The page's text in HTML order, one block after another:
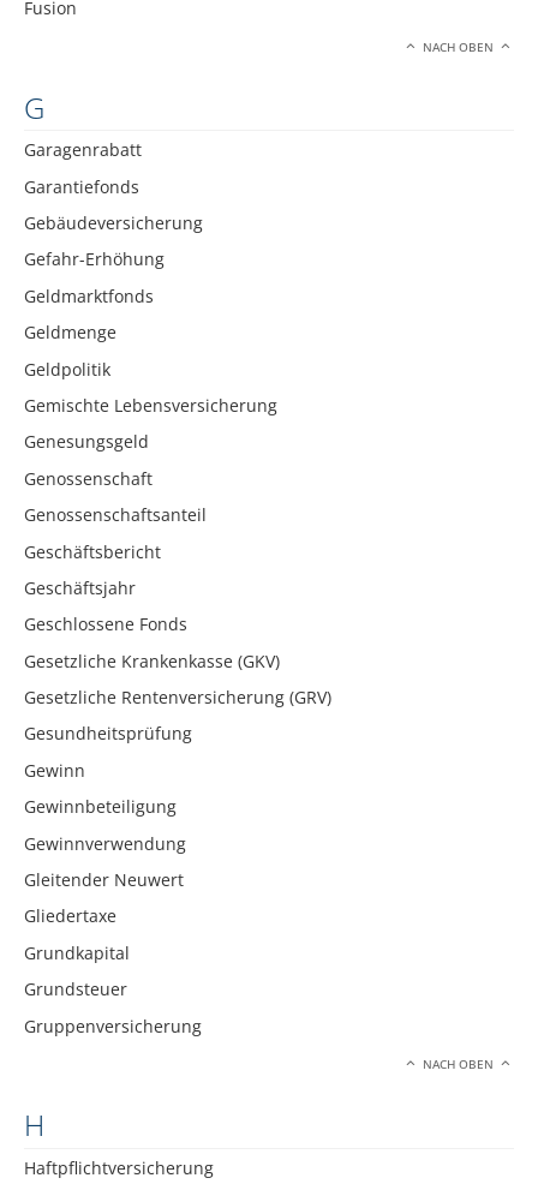
Fusion
NACH OBEN
G
Garagenrabatt
Garantiefonds
Gebäudeversicherung
Gefahr-Erhöhung
Geldmarktfonds
Geldmenge
Geldpolitik
Gemischte Lebensversicherung
Genesungsgeld
Genossenschaft
Genossenschaftsanteil
Geschäftsbericht
Geschäftsjahr
Geschlossene Fonds
Gesetzliche Krankenkasse (GKV)
Gesetzliche Rentenversicherung (GRV)
Gesundheitsprüfung
Gewinn
Gewinnbeteiligung
Gewinnverwendung
Gleitender Neuwert
Gliedertaxe
Grundkapital
Grundsteuer
Gruppenversicherung
NACH OBEN
H
Haftpflichtversicherung